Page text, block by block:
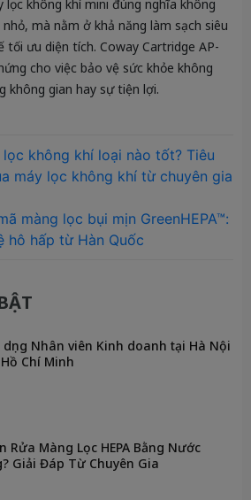
lọc không khí mini đúng nghĩa không
mà nằm ở khả năng làm sạch siêu
ưu diện tích. Coway Cartridge AP-
cho việc bảo vệ sức khỏe không
không gian hay sự tiện lợi.
lọc không khí loại nào tốt? Tiêu
máy lọc không khí từ chuyên gia
màng lọc bụi mịn GreenHEPA™:
hô hấp từ Hàn Quốc
dụng Nhân viên Kinh doanh tại Hà Nội
Chí Minh
Rửa Màng Lọc HEPA Bằng Nước
Giải Đáp Từ Chuyên Gia